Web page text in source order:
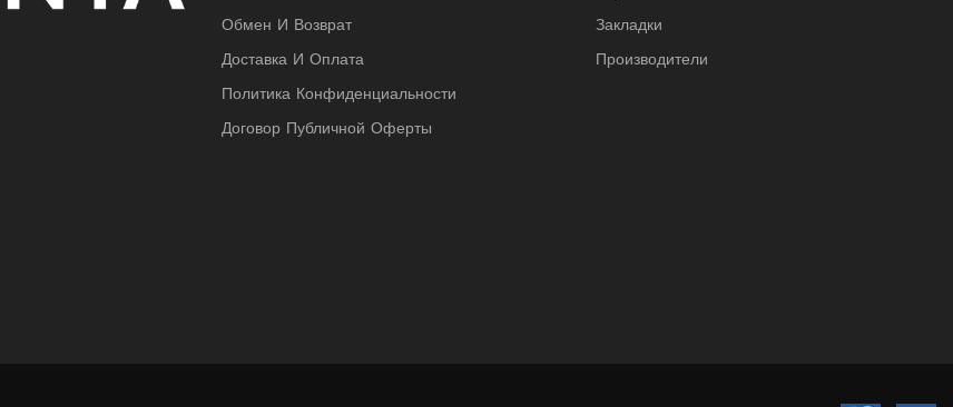
Обмен И Возврат
Доставка И Оплата
Политика Конфиденциальности
Договор Публичной Оферты
Закладки
Производители